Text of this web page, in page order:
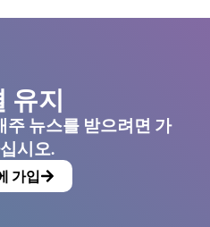
유지
주 뉴스를 받으려면 가
시오.
가입